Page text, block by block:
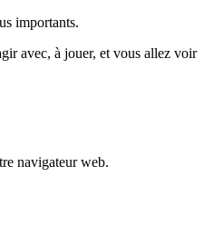
importants.
avec, à jouer, et vous allez voir
navigateur web.